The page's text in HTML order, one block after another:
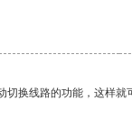
换线路的功能，这样